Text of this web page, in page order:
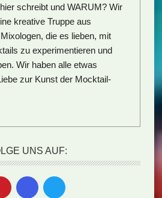
schreibt und WARUM? Wir
kreative Truppe aus
die es lieben, mit
zu experimentieren und
Wir haben alle etwas
zur Kunst der Mocktail-
UNS AUF: